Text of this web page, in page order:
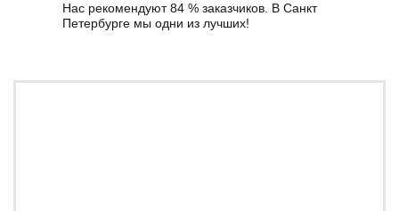
Нас рекомендуют 84 % заказчиков. В Санкт
Петербурге мы одни из лучших!